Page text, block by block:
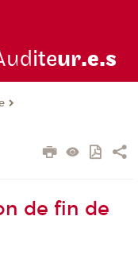
iteur.e.s
de fin de